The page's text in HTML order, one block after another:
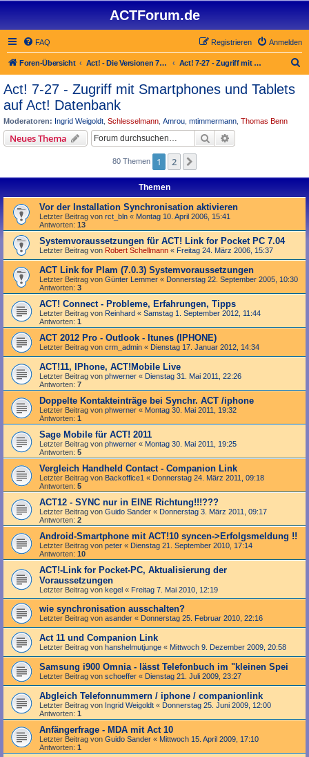
ACTForum.de
FAQ Anmelden
Registrieren
Foren-Übersicht Act! - Die Versionen 7.x bis 27.x Act! 7-27 - Zugriff mit Smart­phones und Tablets auf Act! Datenbank
Act! 7-27 - Zugriff mit Smart­phones und Tablets
auf Act! Datenbank
Moderatoren: Ingrid Weigoldt Schlesselmann Amrou mtimmermann Thomas Benn
Neues Thema Suche
80 Themen 1 2
Themen
Vor der Installation Synchronisation aktivieren
Letzter Beitrag von rct_bln « Montag 10. April 2006, 15:41
Antworten: 13
Systemvoraussetzungen für ACT! Link for Pocket PC 7.04
Letzter Beitrag von Robert Schellmann « Freitag 24. März 2006, 15:37
ACT Link for Plam (7.0.3) Systemvoraussetzungen
Letzter Beitrag von Günter Lemmer « Donnerstag 22. September 2005, 10:30
Antworten: 3
ACT! Connect - Probleme, Erfahrungen, Tipps
Letzter Beitrag von Reinhard « Samstag 1. September 2012, 11:44
Antworten: 1
ACT 2012 Pro - Outlook - Itunes (IPHONE)
Letzter Beitrag von crm_admin « Dienstag 17. Januar 2012, 14:34
ACT!11, IPhone, ACT!Mobile Live
Letzter Beitrag von phwerner « Dienstag 31. Mai 2011, 22:26
Antworten: 7
Doppelte Kontakteinträge bei Synchr. ACT /iphone
Letzter Beitrag von phwerner « Montag 30. Mai 2011, 19:32
Antworten: 1
Sage Mobile für ACT! 2011
Letzter Beitrag von phwerner « Montag 30. Mai 2011, 19:25
Antworten: 5
Vergleich Handheld Contact - Companion Link
Letzter Beitrag von Backoffice1 « Donnerstag 24. März 2011, 09:18
Antworten: 5
ACT12 - SYNC nur in EINE Richtung!!!???
Letzter Beitrag von Guido Sander « Donnerstag 3. März 2011, 09:17
Antworten: 2
Android-Smartphone mit ACT!10 syncen->Erfolgsmeldung !!
Letzter Beitrag von peter « Dienstag 21. September 2010, 17:14
Antworten: 10
ACT!-Link for Pocket-PC, Aktualisierung der
Voraussetzungen
Letzter Beitrag von kegel « Freitag 7. Mai 2010, 12:19
wie synchronisation ausschalten?
Letzter Beitrag von asander « Donnerstag 25. Februar 2010, 22:16
Act 11 und Companion Link
Letzter Beitrag von hanshelmutjunge « Mittwoch 9. Dezember 2009, 20:58
Samsung i900 Omnia - lässt Telefonbuch im "kleinen Spei
Letzter Beitrag von schoeffer « Dienstag 21. Juli 2009, 23:27
Abgleich Telefonnummern / iphone / companionlink
Letzter Beitrag von Ingrid Weigoldt « Donnerstag 25. Juni 2009, 12:00
Antworten: 1
Anfängerfrage - MDA mit Act 10
Letzter Beitrag von Guido Sander « Mittwoch 15. April 2009, 17:10
Antworten: 1